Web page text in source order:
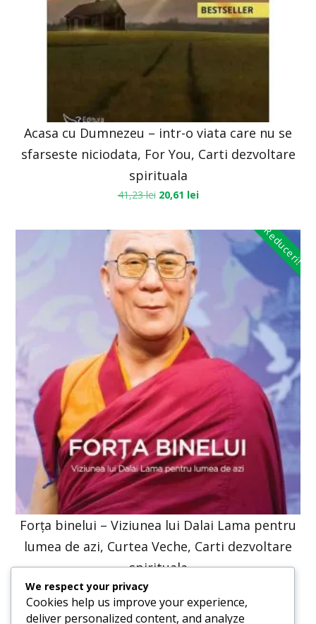
Acasa cu Dumnezeu – intr-o viata care nu se
sfarseste niciodata, For You, Carti dezvoltare
spirituala
41,23lei 20,61 lei
Reduceri!
Forța binelui – Viziunea lui Dalai Lama pentru
lumea de azi, Curtea Veche, Carti dezvoltare
spirituala
47,57lei
We respect your privacy
Cookies help us improve your experience,
deliver personalized content, and analyze